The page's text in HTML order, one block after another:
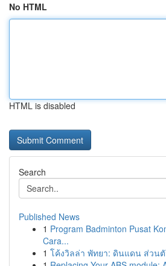
No HTML
HTML is disabled
Search
Published News
1 Program Badminton Pusat
Cara...
1 โค้งวิลล่า พัทยา: ดินแดน ส่วนตั